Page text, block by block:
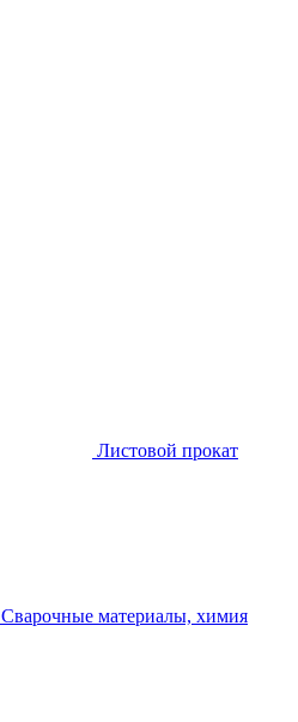
Листовой прокат
Сварочные материалы, химия